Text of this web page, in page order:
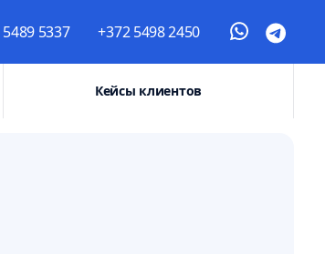
5337 +372 5498 2450
Кейсы клиентов